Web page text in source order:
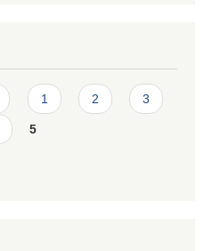
1 2 3
5